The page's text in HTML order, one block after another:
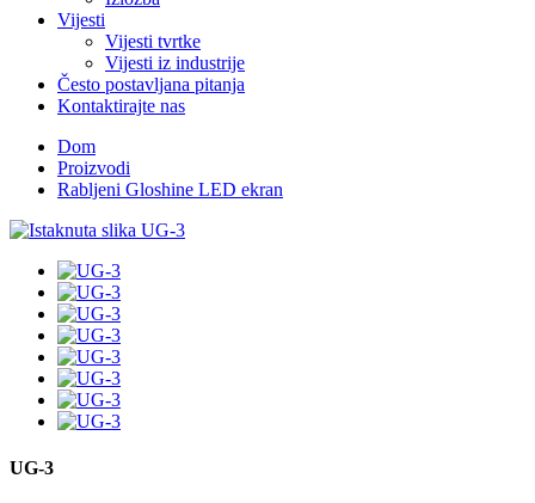
Vijesti
Vijesti tvrtke
Vijesti iz industrije
Često postavljana pitanja
Kontaktirajte nas
Dom
Proizvodi
Rabljeni Gloshine LED ekran
UG-3